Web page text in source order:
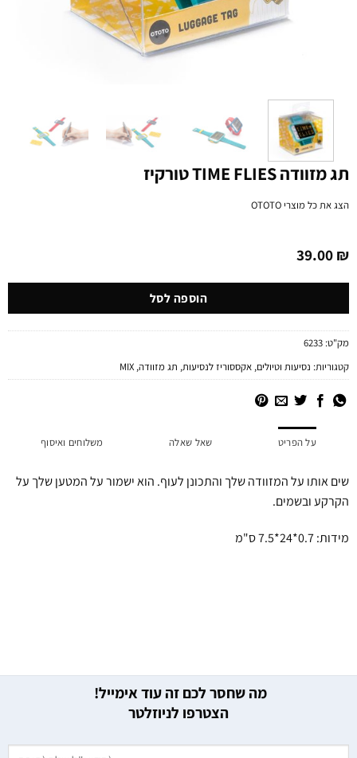
תג מזוודה TIME FLIES טורקיז
הצג את כל מוצריOTOTO
39.00₪
הוספה לסל
מק"ט:6233
קטגוריות:נסיעות וטיולים,אקססוריז לנסיעות,תג מזוודה,
MIX
על הפריט שאל שאלה משלוחים ואיסוף
שים אותו על המזוודה שלך והתכונן לעוף. הוא ישמור על המטען שלך על
הקרקע ובשמים.
מידות: 0.7*24*7.5 ס"מ
מה שחסר לכם זה עוד אימייל!
הצטרפו לניוזלטר